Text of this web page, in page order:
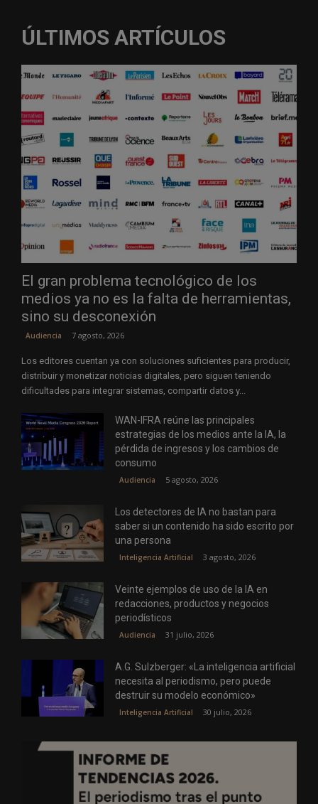
ÚLTIMOS ARTÍCULOS
El gran problema tecnológico de los
medios ya no es la falta de herramientas,
sino su desconexión
Audiencia 7 agosto, 2026
Los editores cuentan ya con soluciones suficientes para producir,
distribuir y monetizar noticias digitales, pero siguen teniendo
dificultades para integrar sistemas, compartir datos y...
WAN-IFRA reúne las principales
estrategias de los medios ante la IA, la
pérdida de ingresos y los cambios de
consumo
Audiencia 5 agosto, 2026
Los detectores de IA no bastan para
saber si un contenido ha sido escrito por
una persona
Inteligencia Artificial 3 agosto, 2026
Veinte ejemplos de uso de la IA en
redacciones, productos y negocios
periodísticos
Audiencia 31 julio, 2026
A.G. Sulzberger: «La inteligencia artificial
necesita al periodismo, pero puede
destruir su modelo económico»
Inteligencia Artificial 30 julio, 2026